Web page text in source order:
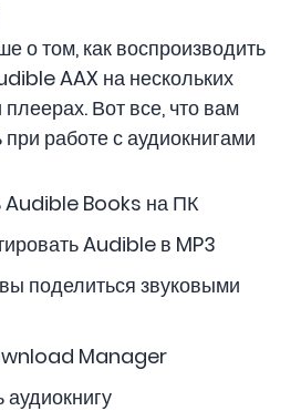
о том, как воспроизводить
AAX на нескольких
плеерах. Вот все, что вам
при работе с аудиокнигами
Audible Books на ПК
Audible в MP3
поделиться звуковыми
Manager
аудиокнигу